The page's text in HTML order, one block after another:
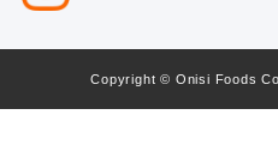
Copyright © Onisi Foods